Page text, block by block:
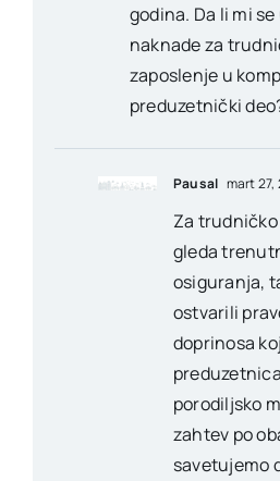
godina. Da li mi
naknade za
zaposlenje u
preduzetnički
Pausal mart 27,
Za
gleda
osiguranja,
ostvarili
doprinosa
porodiljsko
zahtev po
savetujemo